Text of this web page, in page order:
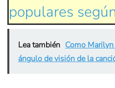
populares
Lea también Como
ángulo de visión de la